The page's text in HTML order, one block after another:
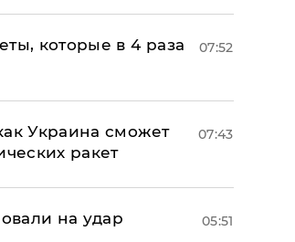
которые в 4 раза
07:52
Украина сможет
ракет
07:43
на удар
05:51